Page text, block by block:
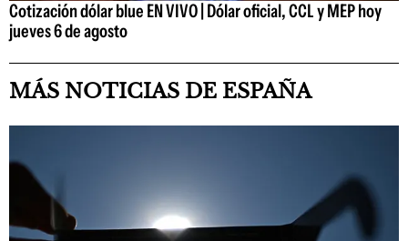
Cotización dólar blue EN VIVO | Dólar oficial, CCL y MEP hoy
jueves 6 de agosto
MÁS NOTICIAS DE ESPAÑA